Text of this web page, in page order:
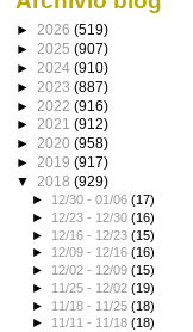
► 2026 (519)
► 2025 (907)
► 2024 (910)
► 2023 (887)
► 2022 (916)
► 2021 (912)
► 2020 (958)
► 2019 (917)
▼ 2018 (929)
► 12/30 - 01/06(17)
► 12/23 - 12/30(16)
► 12/16 - 12/23(15)
► 12/09 - 12/16(16)
► 12/02 - 12/09(15)
► 11/25 - 12/02(19)
► 11/18 - 11/25(18)
► 11/11 - 11/18(18)